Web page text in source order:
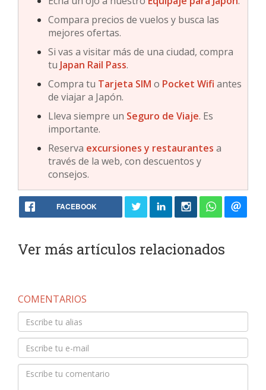
Compara precios de vuelos y busca las
mejores ofertas.
Si vas a visitar más de una ciudad, compra
tu Japan Rail Pass.
Compra tu Tarjeta SIM o Pocket Wifi antes
de viajar a Japón.
Lleva siempre un Seguro de Viaje. Es
importante.
Reserva excursiones y restaurantes a
través de la web, con descuentos y
consejos.
FACEBOOK
Ver más artículos relacionados
COMENTARIOS